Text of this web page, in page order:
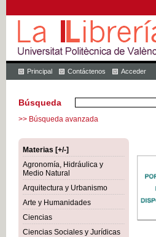
Principal Contáctenos Acceder
Búsqueda
>> Búsqueda avanzada
Materias [+/-]
Agronomía, Hidráulica y
Medio Natural
Arquitectura y Urbanismo
Arte y Humanidades
Ciencias
Ciencias Sociales y Jurídicas